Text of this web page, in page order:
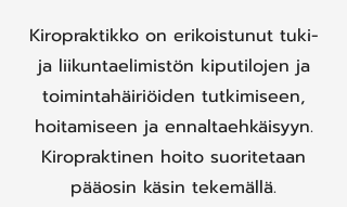
Kiropraktikko on erikoistunut tuki-
ja liikuntaelimistön kiputilojen ja
toimintahäiriöiden tutkimiseen,
hoitamiseen ja ennaltaehkäisyyn.
Kiropraktinen hoito suoritetaan
pääosin käsin tekemällä.